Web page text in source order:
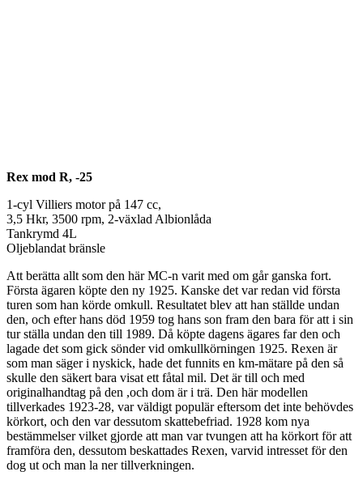
Rex mod R, -25
1-cyl Villiers motor på 147 cc,
3,5 Hkr, 3500 rpm, 2-växlad Albionlåda
Tankrymd 4L
Oljeblandat bränsle
Att berätta allt som den här MC-n varit med om går ganska fort.
Första ägaren köpte den ny 1925. Kanske det var redan vid första
turen som han körde omkull. Resultatet blev att han ställde undan
den, och efter hans död 1959 tog hans son fram den bara för att i sin
tur ställa undan den till 1989. Då köpte dagens ägares far den och
lagade det som gick sönder vid omkullkörningen 1925. Rexen är
som man säger i nyskick, hade det funnits en km-mätare på den så
skulle den säkert bara visat ett fåtal mil. Det är till och med
originalhandtag på den ,och dom är i trä. Den här modellen
tillverkades 1923-28, var väldigt populär eftersom det inte behövdes
körkort, och den var dessutom skattebefriad. 1928 kom nya
bestämmelser vilket gjorde att man var tvungen att ha körkort för att
framföra den, dessutom beskattades Rexen, varvid intresset för den
dog ut och man la ner tillverkningen.